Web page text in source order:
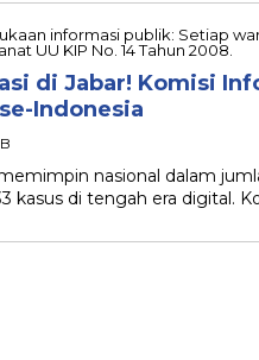
di Jabar! Komisi
Indonesia
nasional dalam
kasus di tengah era digital.